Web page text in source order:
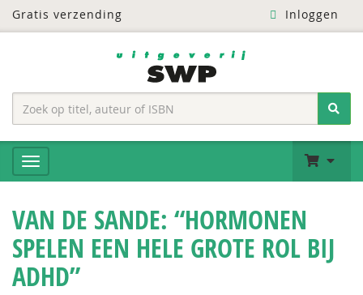
Gratis verzending Inloggen
VAN DE SANDE: “HORMONEN
SPELEN EEN HELE GROTE ROL BIJ
ADHD”